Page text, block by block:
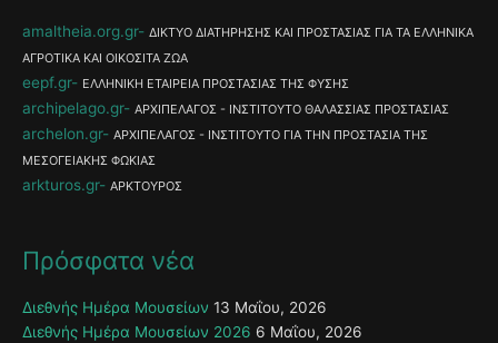
amaltheia.org.gr
ΔΙΚΤΥΟ ΔΙΑΤΗΡΗΣΗΣ ΚΑΙ ΠΡΟΣΤΑΣΙΑΣ ΓΙΑ ΤΑ ΕΛΛΗΝΙΚΑ
ΑΓΡΟΤΙΚΑ ΚΑΙ ΟΙΚΟΣΙΤΑ ΖΩΑ
eepf.gr ΕΛΛΗΝΙΚΗ ΕΤΑΙΡΕΙΑ ΠΡΟΣΤΑΣΙΑΣ ΤΗΣ ΦΥΣΗΣ
archipelago.gr ΑΡΧΙΠΕΛΑΓΟΣ - ΙΝΣΤΙΤΟΥΤΟ ΘΑΛΑΣΣΙΑΣ ΠΡΟΣΤΑΣΙΑΣ
archelon.gr
ΑΡΧΙΠΕΛΑΓΟΣ - ΙΝΣΤΙΤΟΥΤΟ ΓΙΑ ΤΗΝ ΠΡΟΣΤΑΣΙΑ ΤΗΣ
ΜΕΣΟΓΕΙΑΚΗΣ ΦΩΚΙΑΣ
arkturos.gr ΑΡΚΤΟΥΡΟΣ
Πρόσφατα νέα
Διεθνής Ημέρα Μουσείων 13 Μαΐου, 2026
Διεθνής Ημέρα Μουσείων 2026 6 Μαΐου, 2026